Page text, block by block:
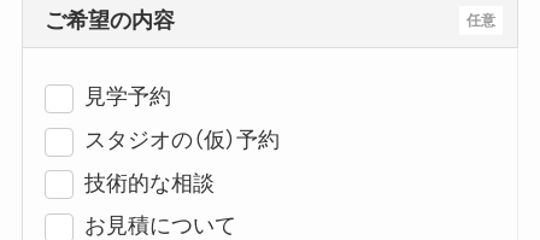
任意
ご希望の内容
見学予約
スタジオの（仮）予約
技術的な相談
お見積について